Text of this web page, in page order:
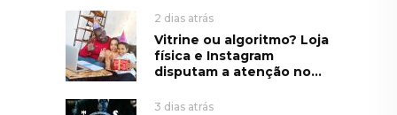
2 dias atrás
Vitrine ou algoritmo? Loja
física e Instagram
disputam a atenção no...
3 dias atrás